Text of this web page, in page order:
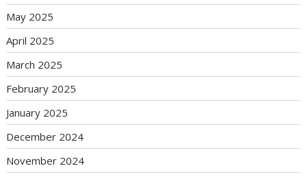
May 2025
April 2025
March 2025
February 2025
January 2025
December 2024
November 2024